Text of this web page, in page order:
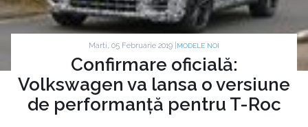
Marti, 05 Februarie 2019 | MODELE NOI
Confirmare oficială:
Volkswagen va lansa o versiune
de performanță pentru T-Roc